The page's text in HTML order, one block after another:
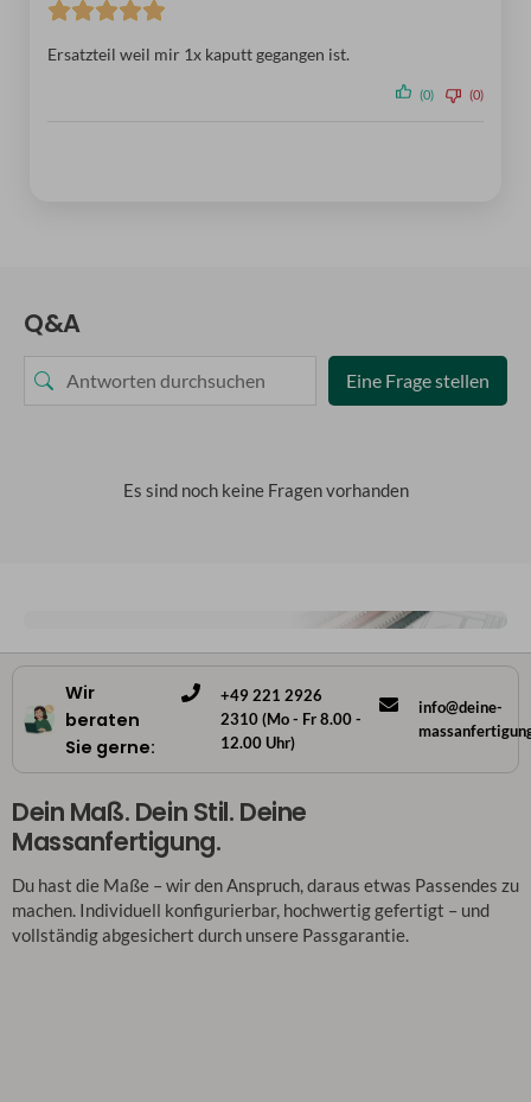
Ersatzteil weil mir 1x kaputt gegangen ist.
(0) (0)
Q&A
Eine Frage stellen
Es sind noch keine Fragen vorhanden
Wir
beraten
Sie gerne:
+49 221 2926
2310 (Mo - Fr 8.00 -
12.00 Uhr)
info@deine-
Dein Maß. Dein Stil. Deine
Massanfertigung.
Du hast die Maße – wir den Anspruch, daraus etwas Passendes zu
machen. Individuell konfigurierbar, hochwertig gefertigt – und
vollständig abgesichert durch unsere Passgarantie.